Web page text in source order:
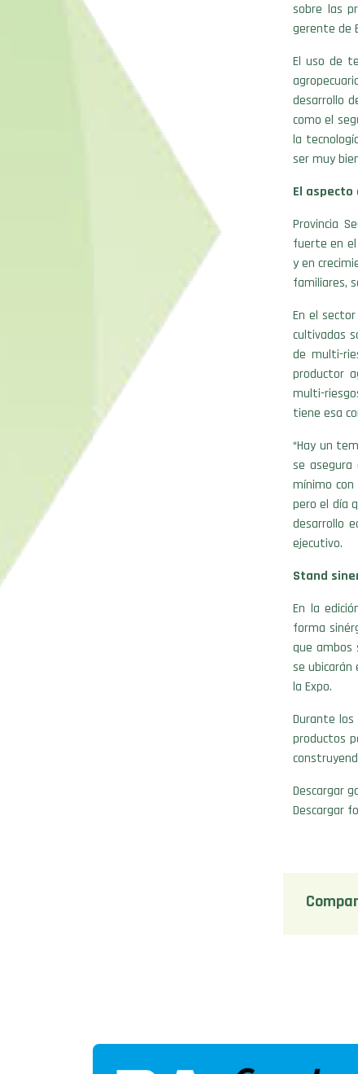
sobre las
gerente de
El uso de
desarrollo
como el
la
ser muy
El
Provincia
fuerte en el
y en
familiares,
En el
cultivadas
de multi-
productor
multi-
tiene esa
“Hay un
se
mínimo con
pero el día
desarrollo
ejecutivo.
Stand
En la
forma
que ambos
se
la Expo.
Durante
productos
Descargar
Descargar